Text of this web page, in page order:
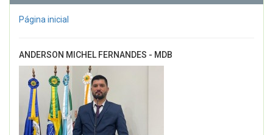
Página inicial
ANDERSON MICHEL FERNANDES - MDB